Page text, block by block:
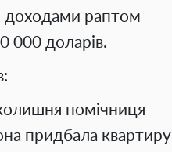
доходами раптом
000 доларів.
помічниця
придбала квартиру